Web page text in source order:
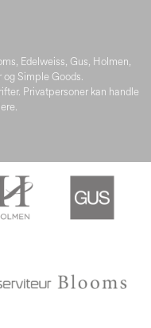
Edelweiss, Gus, Holmen,
og Simple Goods.
Privatpersoner kan handle